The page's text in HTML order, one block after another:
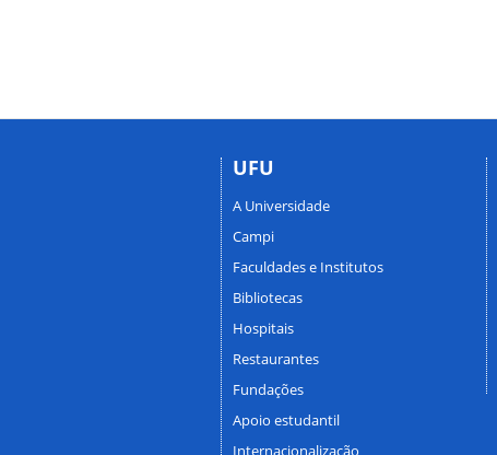
UFU
A Universidade
Campi
Faculdades e Institutos
Bibliotecas
Hospitais
Restaurantes
Fundações
Apoio estudantil
Internacionalização